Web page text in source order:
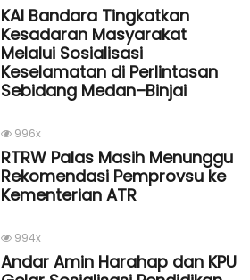
KAI Bandara Tingkatkan
Kesadaran Masyarakat
Melalui Sosialisasi
Keselamatan di Perlintasan
Sebidang Medan–Binjai
996x
RTRW Palas Masih Menunggu
Rekomendasi Pemprovsu ke
Kementerian ATR
994x
Andar Amin Harahap dan KPU